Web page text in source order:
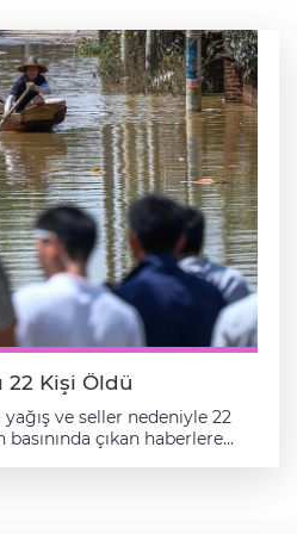
22 Kişi Öldü
ve seller nedeniyle 22